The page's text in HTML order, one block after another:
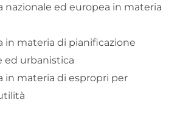
nazionale ed europea in materia
in materia di pianificazione
ed urbanistica
in materia di espropri per